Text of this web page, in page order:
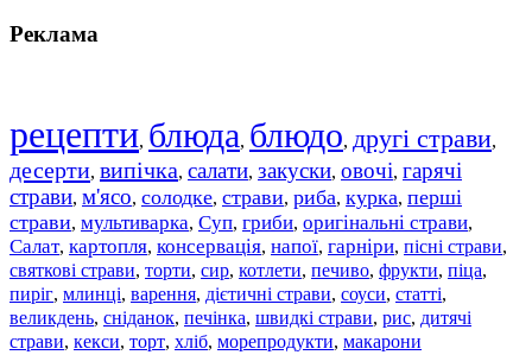
Реклама
рецепти, блюда, блюдо, другі страви,
десерти, випічка, салати, закуски, овочі, гарячі
страви, м'ясо, солодке, страви, риба, курка, перші
страви, мультиварка, Суп, гриби, оригінальні страви,
Салат, картопля, консервація, напої, гарніри, пісні страви,
святкові страви, торти, сир, котлети, печиво, фрукти, піца,
пиріг, млинці, варення, дієтичні страви, соуси, статті,
великдень, сніданок, печінка, швидкі страви, рис, дитячі
страви, кекси, торт, хліб, морепродукти, макарони